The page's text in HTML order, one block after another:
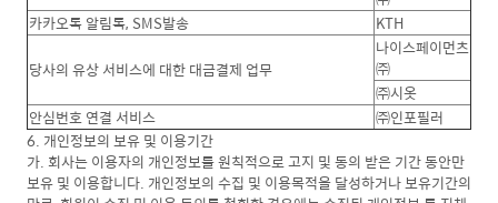
카카오톡 알림톡, SMS발송
KTH
당사의 유상 서비스에 대한 대금결제 업무
나이스페이먼츠
㈜
㈜시옷
안심번호 연결 서비스
㈜인포필러
6. 개인정보의 보유 및 이용기간
가. 회사는 이용자의 개인정보를 원칙적으로 고지 및 동의 받은 기간 동안만
보유 및 이용합니다. 개인정보의 수집 및 이용목적을 달성하거나 보유기간의